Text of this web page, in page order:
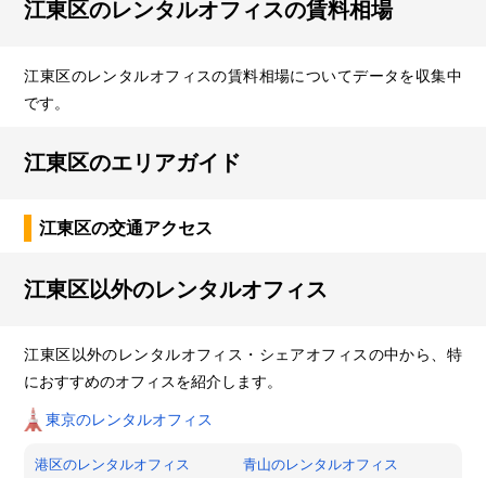
江東区のレンタルオフィスの賃料相場
江東区のレンタルオフィスの賃料相場についてデータを収集中
です。
江東区のエリアガイド
江東区の交通アクセス
江東区以外のレンタルオフィス
江東区以外のレンタルオフィス・シェアオフィスの中から、特
におすすめのオフィスを紹介します。
東京のレンタルオフィス
港区のレンタルオフィス
青山のレンタルオフィス